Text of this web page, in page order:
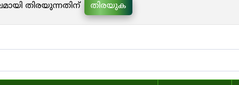
തിരയുന്നതിന് തിരയുക